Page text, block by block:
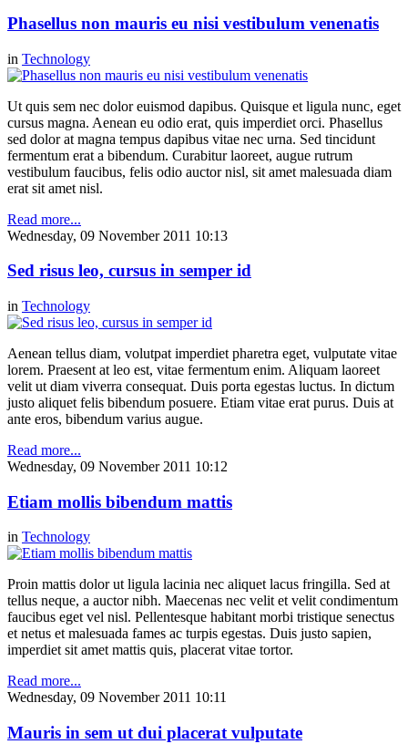
Phasellus non mauris eu nisi vestibulum venenatis
in Technology
Ut quis sem nec dolor euismod dapibus. Quisque et ligula nunc, eget
cursus magna. Aenean eu odio erat, quis imperdiet orci. Phasellus
sed dolor at magna tempus dapibus vitae nec urna. Sed tincidunt
fermentum erat a bibendum. Curabitur laoreet, augue rutrum
vestibulum faucibus, felis odio auctor nisl, sit amet malesuada diam
erat sit amet nisl.
Read more...
Wednesday, 09 November 2011 10:13
Sed risus leo, cursus in semper id
in Technology
Aenean tellus diam, volutpat imperdiet pharetra eget, vulputate vitae
lorem. Praesent at leo est, vitae fermentum enim. Aliquam laoreet
velit ut diam viverra consequat. Duis porta egestas luctus. In dictum
justo aliquet felis bibendum posuere. Etiam vitae erat purus. Duis at
ante eros, bibendum varius augue.
Read more...
Wednesday, 09 November 2011 10:12
Etiam mollis bibendum mattis
in Technology
Proin mattis dolor ut ligula lacinia nec aliquet lacus fringilla. Sed at
tellus neque, a auctor nibh. Maecenas nec velit et velit condimentum
faucibus eget vel nisl. Pellentesque habitant morbi tristique senectus
et netus et malesuada fames ac turpis egestas. Duis justo sapien,
imperdiet sit amet mattis quis, placerat vitae tortor.
Read more...
Wednesday, 09 November 2011 10:11
Mauris in sem ut dui placerat vulputate